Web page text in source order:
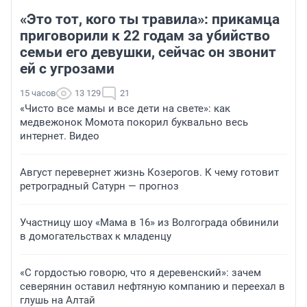
«Это тот, кого ты травила»: прикамца
приговорили к 22 годам за убийство
семьи его девушки, сейчас он звонит
ей с угрозами
15 часов 13 129 21
«Чисто все мамы и все дети на свете»: как
медвежонок Момота покорил буквально весь
интернет. Видео
Август перевернет жизнь Козерогов. К чему готовит
ретроградный Сатурн — прогноз
Участницу шоу «Мама в 16» из Волгограда обвинили
в домогательствах к младенцу
«С гордостью говорю, что я деревенский»: зачем
северянин оставил нефтяную компанию и переехал в
глушь на Алтай